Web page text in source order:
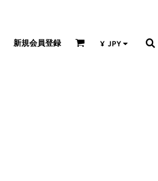
新規会員登録 ¥ JPY